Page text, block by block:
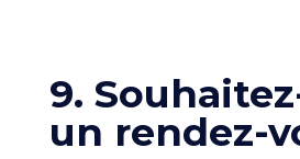
9.
un rendez-